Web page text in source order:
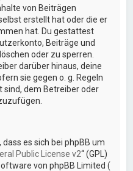
von Beiträgen
erstellt hat oder die er
hat. Du gestattest
Beiträge und
oder zu sperren.
darüber hinaus, deine
sie gegen o. g. Regeln
dem Betreiber oder
es sich bei phpBB um
Public License v2“ (GPL)
von phpBB Limited (